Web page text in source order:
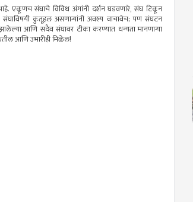
एकूणच संघाचे विविध अंगांनी दर्शन घडवणारे, संघ टिकून
कुतूहल असणाऱ्यांनी अवश्य वाचावेच; पण संघटन
आणि सदैव संघावर टीका करण्यात धन्यता मानणाऱ्या
आणि उभारीही मिळेल!